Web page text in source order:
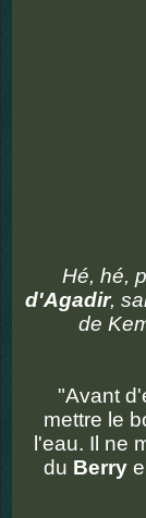
Hé, hé,
d'Agadir,
de
"Avant
mettre le
l'eau. Il ne
du Berry